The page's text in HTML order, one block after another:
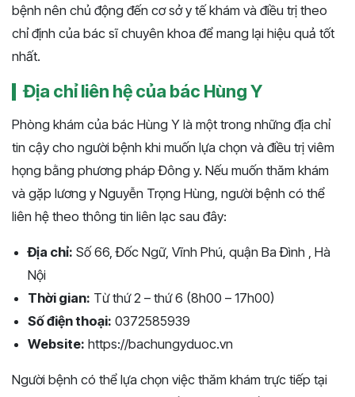
bệnh nên chủ động đến cơ sở y tế khám và điều trị theo
chỉ định của bác sĩ chuyên khoa để mang lại hiệu quả tốt
nhất.
Địa chỉ liên hệ của bác Hùng Y
Phòng khám của bác Hùng Y là một trong những địa chỉ
tin cậy cho người bệnh khi muốn lựa chọn và điều trị viêm
họng bằng phương pháp Đông y. Nếu muốn thăm khám
và gặp lương y Nguyễn Trọng Hùng, người bệnh có thể
liên hệ theo thông tin liên lạc sau đây:
Địa chỉ: Số 66, Đốc Ngữ, Vĩnh Phú, quận Ba Đình , Hà
Nội
Thời gian: Từ thứ 2 – thứ 6 (8h00 – 17h00)
Số điện thoại: 0372585939
Website: https://bachungyduoc.vn
Người bệnh có thể lựa chọn việc thăm khám trực tiếp tại